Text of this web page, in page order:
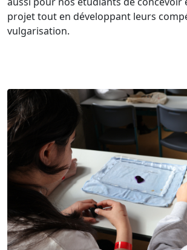
projet tout en développant leurs
vulgarisation.